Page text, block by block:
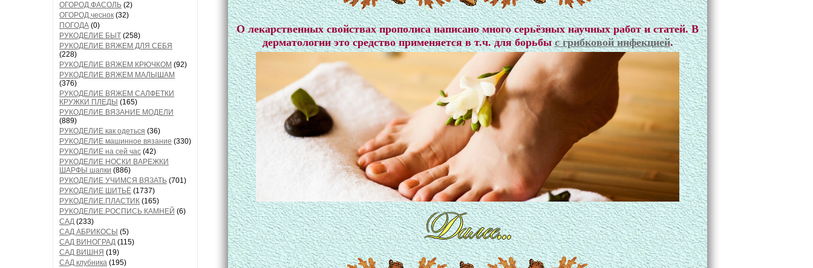
ОГОРОД.ФАСОЛЬ (2)
ОГОРОД.чеснок (32)
ПОГОДА (0)
РУКОДЕЛИЕ БЫТ (258)
РУКОДЕЛИЕ ВЯЖЕМ ДЛЯ СЕБЯ
(228)
РУКОДЕЛИЕ ВЯЖЕМ КРЮЧКОМ (92)
РУКОДЕЛИЕ ВЯЖЕМ МАЛЫШАМ
(376)
РУКОДЕЛИЕ ВЯЖЕМ САЛФЕТКИ
КРУЖКИ ПЛЕДЫ (165)
РУКОДЕЛИЕ ВЯЗАНИЕ МОДЕЛИ
(889)
РУКОДЕЛИЕ как одеться (36)
РУКОДЕЛИЕ машинное вязание (330)
РУКОДЕЛИЕ на сей час (42)
РУКОДЕЛИЕ НОСКИ ВАРЕЖКИ
ШАРФЫ шапки (886)
РУКОДЕЛИЕ УЧИМСЯ ВЯЗАТЬ (701)
РУКОДЕЛИЕ ШИТЬЁ (1737)
РУКОДЕЛИЕ.ПЛАСТИК (165)
РУКОДЕЛИЕ.РОСПИСЬ КАМНЕЙ (6)
САД (233)
САД АБРИКОСЫ (5)
САД ВИНОГРАД (115)
САД ВИШНЯ (19)
САД клубника (195)
О лекарственных свойствах прополиса написано много серьёзных научных работ и статей. В
дерматологии это средство применяется в т.ч. для борьбыс грибковой инфекцией.